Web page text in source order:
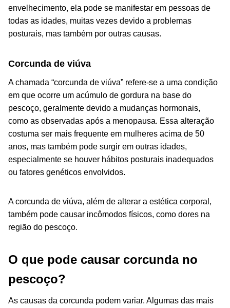
envelhecimento, ela pode se manifestar em pessoas de
todas as idades, muitas vezes devido a problemas
posturais, mas também por outras causas.
Corcunda de viúva
A chamada “corcunda de viúva” refere-se a uma condição
em que ocorre um acúmulo de gordura na base do
pescoço, geralmente devido a mudanças hormonais,
como as observadas após a menopausa. Essa alteração
costuma ser mais frequente em mulheres acima de 50
anos, mas também pode surgir em outras idades,
especialmente se houver hábitos posturais inadequados
ou fatores genéticos envolvidos.
A corcunda de viúva, além de alterar a estética corporal,
também pode causar incômodos físicos, como dores na
região do pescoço.
O que pode causar corcunda no
pescoço?
As causas da corcunda podem variar. Algumas das mais